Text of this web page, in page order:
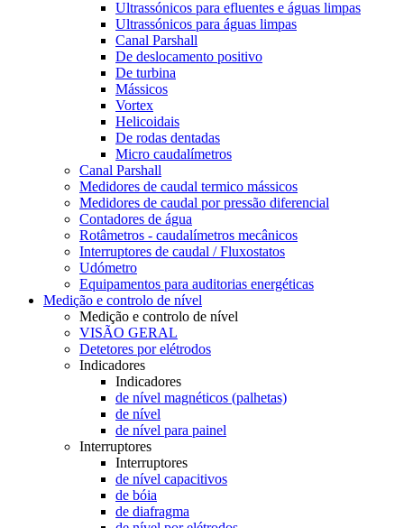
Ultrassónicos para efluentes e águas limpas
Ultrassónicos para águas limpas
Canal Parshall
De deslocamento positivo
De turbina
Mássicos
Vortex
Helicoidais
De rodas dentadas
Micro caudalímetros
Canal Parshall
Medidores de caudal termico mássicos
Medidores de caudal por pressão diferencial
Contadores de água
Rotâmetros - caudalímetros mecânicos
Interruptores de caudal / Fluxostatos
Udómetro
Equipamentos para auditorias energéticas
Medição e controlo de nível
Medição e controlo de nível
VISÃO GERAL
Detetores por elétrodos
Indicadores
Indicadores
de nível magnéticos (palhetas)
de nível
de nível para painel
Interruptores
Interruptores
de nível capacitivos
de bóia
de diafragma